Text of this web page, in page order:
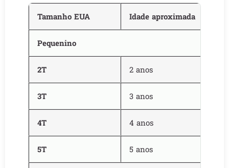
Tamanho EUA Idade aproximada
Pequenino
2T 2 anos
3T 3 anos
4T 4 anos
5T 5 anos